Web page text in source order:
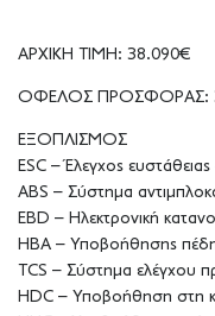
ΑΡΧΙΚΗ ΤΙΜΗ: 38.090€
ΟΦΕΛΟΣ ΠΡΟΣΦΟΡΑΣ:
ΕΞΟΠΛΙΣΜΟΣ
ESC – Έλεγχος
ABS – Σύστημα
EBD – Ηλεκτρονική
HBA – Υποβοήθησης
TCS – Σύστημα ελέγχου
HDC – Υποβοήθηση στη